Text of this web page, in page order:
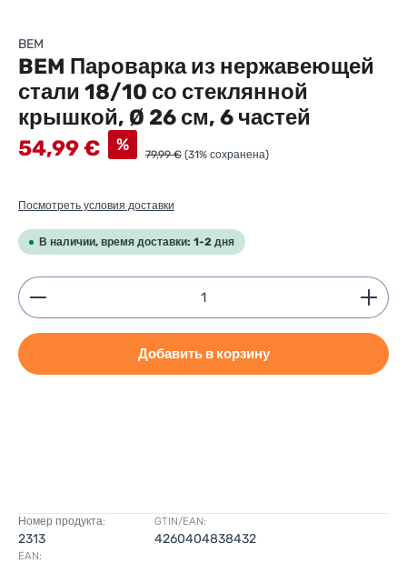
BEM
BEM Пароварка из нержавеющей
стали 18/10 со стеклянной
крышкой, Ø 26 см, 6 частей
Sale price:
54,99 € % 79,99 € (31% сохранена)
Посмотреть условия доставки
В наличии, время доставки: 1-2 дня
Product Quantity: Enter the desired amount or
Добавить в корзину
Номер продукта:
2313
GTIN/EAN:
4260404838432
EAN: